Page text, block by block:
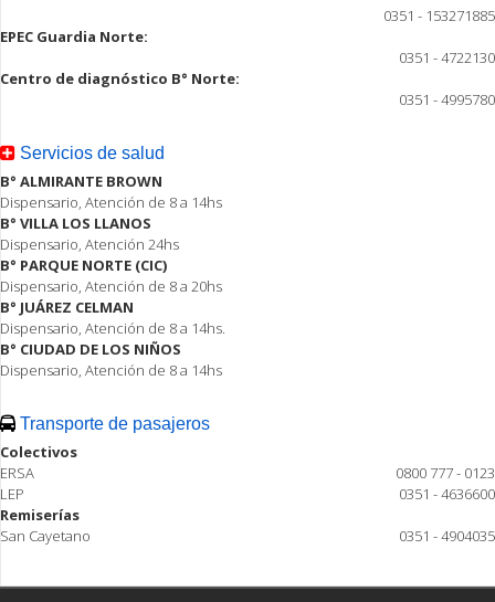
0351 - 153271885
EPEC Guardia Norte:
0351 - 4722130
Centro de diagnóstico B° Norte:
0351 - 4995780
Servicios de salud
B° ALMIRANTE BROWN
Dispensario, Atención de 8 a 14hs
B° VILLA LOS LLANOS
Dispensario, Atención 24hs
B° PARQUE NORTE (CIC)
Dispensario, Atención de 8 a 20hs
B° JUÁREZ CELMAN
Dispensario, Atención de 8 a 14hs.
B° CIUDAD DE LOS NIÑOS
Dispensario, Atención de 8 a 14hs
Transporte de pasajeros
Colectivos
ERSA
0800 777 - 0123
LEP
0351 - 4636600
Remiserías
San Cayetano
0351 - 4904035